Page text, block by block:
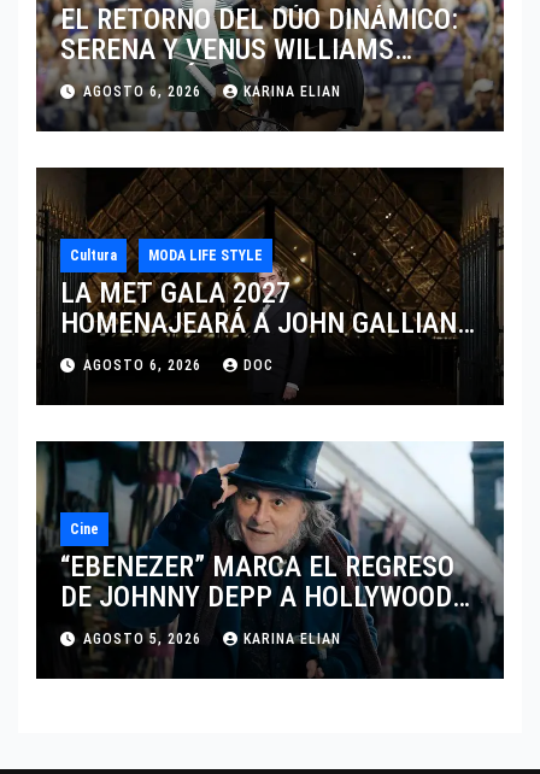
EL RETORNO DEL DÚO DINÁMICO:
SERENA Y VENUS WILLIAMS
DISPUTARÁN LOS DOBLES EN
CINCINNATI 2026
AGOSTO 6, 2026 KARINA ELIAN
Cultura MODA LIFE STYLE
LA MET GALA 2027
HOMENAJEARÁ A JOHN GALLIANO
MARCANDO EL REGRESO DEL REY
DEL DRAMATISMO
AGOSTO 6, 2026 DOC
Cine
“EBENEZER” MARCA EL REGRESO
DE JOHNNY DEPP A HOLLYWOOD
TRAS SU PASO POR EL CINE
INDEPENDIENTE EUROPEO
AGOSTO 5, 2026 KARINA ELIAN